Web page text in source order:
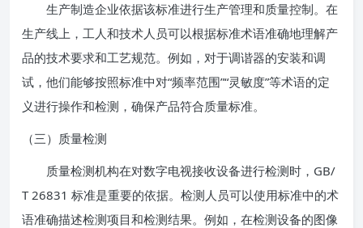
生产制造企业依据该标准进行生产管理和质量控制。在
生产线上，工人和技术人员可以根据标准术语准确地理解产
品的技术要求和工艺规范。例如，对于调谐器的安装和调
试，他们能够按照标准中对“频率范围”“灵敏度”等术语的定
义进行操作和检测，确保产品符合质量标准。
（三）质量检测
质量检测机构在对数字电视接收设备进行检测时，GB/
T 26831 标准是重要的依据。检测人员可以使用标准中的术
语准确描述检测项目和检测结果。例如，在检测设备的图像